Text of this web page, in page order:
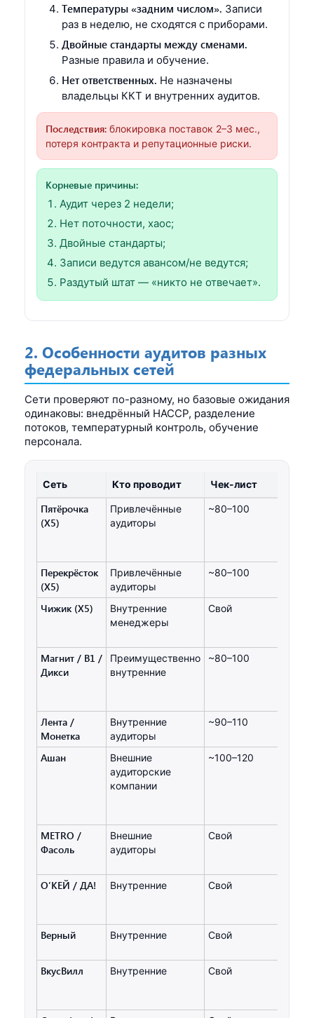
Температуры «задним числом». Записи
раз в неделю, не сходятся с приборами.
Двойные стандарты между сменами.
Разные правила и обучение.
Нет ответственных. Не назначены
владельцы ККТ и внутренних аудитов.
Последствия: блокировка поставок 2–3 мес.,
потеря контракта и репутационные риски.
Корневые причины:
Аудит через 2 недели;
Нет поточности, хаос;
Двойные стандарты;
Записи ведутся авансом/не ведутся;
Раздутый штат — «никто не отвечает».
2. Особенности аудитов разных
федеральных сетей
Сети проверяют по-разному, но базовые ожидания
одинаковы: внедрённый HACCP, разделение
потоков, температурный контроль, обучение
персонала.
Сеть Кто проводит Чек-лист
Пятёрочка
(X5)
Привлечённые
аудиторы
~80–100
Перекрёсток
(X5)
Привлечённые
аудиторы
~80–100
Чижик (X5)
Внутренние
менеджеры
Свой
Магнит / B1 /
Дикси
Преимущественно
внутренние
~80–100
Лента /
Монетка
Внутренние
аудиторы
~90–110
Ашан
Внешние
аудиторские
компании
~100–120
METRO /
Фасоль
Внешние
аудиторы
Свой
О’КЕЙ / ДА! Внутренние Свой
Верный Внутренние Свой
ВкусВилл Внутренние Свой